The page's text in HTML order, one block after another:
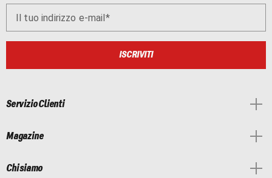
Il tuo indirizzo e-mail
ISCRIVITI
Servizio Clienti
Magazine
Chi siamo